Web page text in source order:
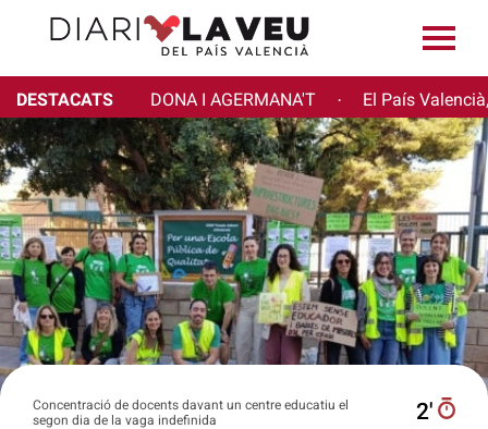
DESTACATS DONA I AGERMANA'T · El País
Concentració de docents davant un centre educatiu el
segon dia de la vaga indefinida
2′